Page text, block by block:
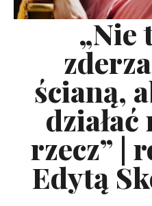
„Nie
ścianą,
rzecz” |
Edytą